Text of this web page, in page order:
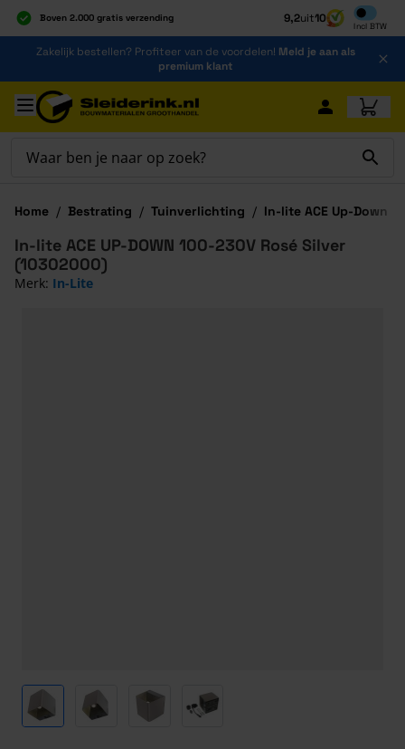
Boven 2.000 gratis verzending
Al 40 jaar dé specialist
Alles onder één dak
9,2uit10
Incl BTW
Inclusief
Ga naar de inhoud
Zakelijk bestellen? Profiteer van de voordelen! Meld je aan als
premium klant
Ga naar hoofdinhoud
Home / Bestrating / Tuinverlichting / In-lite ACE Up-Down
View larger imageView larger image
View larger imageView larger image
In-lite ACE UP-DOWN 100-230V Rosé Silver
(10302000)
Merk: In-Lite